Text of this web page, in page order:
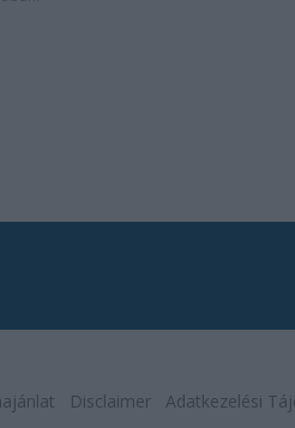
Disclaimer Adatkezelési